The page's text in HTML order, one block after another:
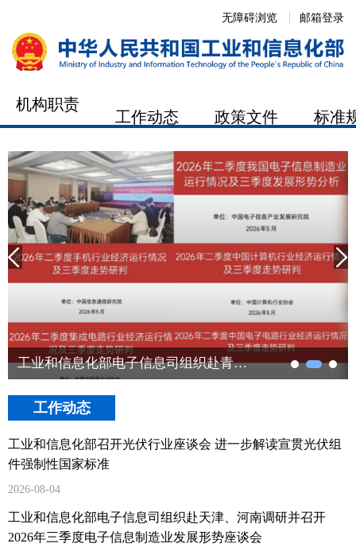
邮箱登录
无障碍浏览
机构职责
工作动态 政策文件 标准
工业和信息化部电子信息司组织赴青海省调研并召开2026年二季度电子信息制造业发展形势座谈会
工作动态
工业和信息化部召开光伏行业座谈会 进一步解读宣贯光伏组
件强制性国家标准
2026-08-04
工业和信息化部电子信息司组织赴天津、河南调研并召开
2026年三季度电子信息制造业发展形势座谈会